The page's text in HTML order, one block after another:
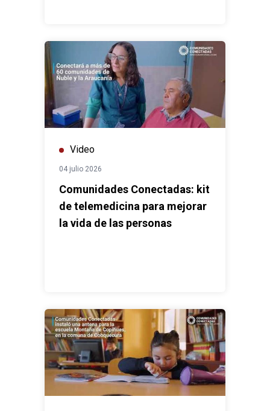
Video
04 julio 2026
Comunidades Conectadas: kit
de telemedicina para mejorar
la vida de las personas